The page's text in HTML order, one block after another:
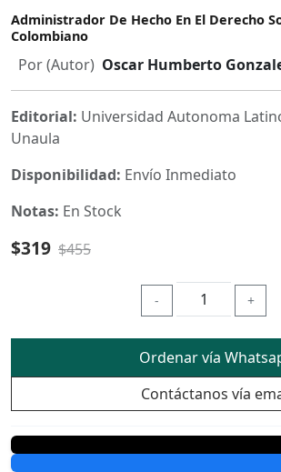
Administrador De Hecho En El Derecho
Colombiano
Por (Autor) Oscar Humberto
Editorial: Universidad Autonoma
Unaula
Disponibilidad: Envío Inmediato
Notas: En Stock
$319 $455
- +
Ordenar vía
Contáctanos vía